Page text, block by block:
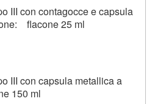
III con contagocce e capsula
flacone 25 ml
III con capsula metallica a
150 ml